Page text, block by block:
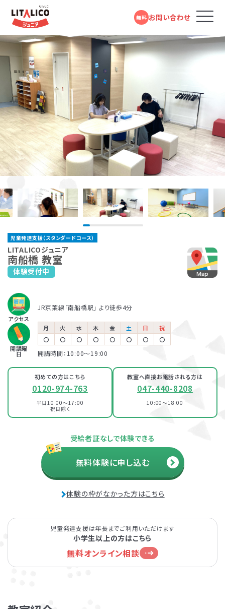
無料 お問い合わせ
コースのご案内
LITALICOジュニアとは
教室を探す
成長事例
入会までの流れ
児童発達支援
放課後等デイサービス
資料・体験授業のお問い合わせ
発達障害とは
個人情報保護方針 サイトマップ
児童発達支援（スタンダードコース）
LITALICOジュニア
南船橋 教室
体験受付中
アクセス
JR京葉線「南船橋駅」 より徒歩4分
開講曜
日
月 火 水 木 金 土 日
祝
〇
〇 〇 〇 〇 〇 〇 〇
開講時間：10:00〜19:00
初めての方はこちら
0120-974-763
平日10:00～17:00
祝日除く
教室へ直接お電話される方は
047-440-8208
10:00～18:00
受給者証なしで体験できる
無料体験に申し込む
体験の枠がなかった方はこちら
児童発達支援は年長までご利用いただけます
小学生以上の方はこちら
無料オンライン相談
保育所等訪問支援とは、児童福祉法に基づくサービスで、児童
発達支援や放課後等デイサービスと同じ「障害児通所支援」の
一つです。保育所（保育園）や幼稚園、小学校など、お子さまが
サポートします。
LITALICOジュニアでは、保護者さま向けのサービス「ペアレ
ントトレーニング」というプログラムを提供しています。ペアレ
ントトレーニングとは子育てのイライラを軽減し、自分もお子さ
ログラムです。
各教室のコースについて
パーソナルコース
発達障害や学習障害があるお子さまや発達が気に
なるお子さまを支援する学習塾・幼児教室です。受給
者証の有無に関係なく、すぐにご利用いただけます。
対象年齢：0歳～高校3年
スタンダードコース
児童福祉法に基づき運営している福祉サービスで
ス（小学1年～高校3年）に分かれており、受給者証を
お持ちの方がご利用いただけます。
スタンダードコース 無料体験受付中
LITALICOジュニア
幕張本郷教室
JR総武線「幕張本郷駅」より徒歩3分
LITALICOジュニア
行徳教室
LITALICOジュニア
JR「本八幡駅」より徒歩3分
都営地下鉄「本八幡駅」より徒歩4分
京成線「京成八幡駅」より徒歩8分
LITALICOジュニア
八千代台教室
京成本線「八千代台駅」より徒歩2分
パーソナルコース
100％自己負担で完全マンツーマンの
発達支援が受けられる教室
LITALICOジュニア
船橋教室
JR総武線・東武野田線「船橋駅」北口より徒歩3分
京成本線「京成船橋駅」東口より徒歩6分
東葉高速線「東海神駅」より徒歩8分
フォームで
問い合わせる
電話で問い合わせる
0120-974-763
平日10:00～17:00／祝日除く
LITALICOジュニア
幕張本郷教室
JR総武線「幕張本郷駅」より徒歩3分
LITALICOジュニア
東京メトロ東西線「行徳駅」より徒歩6分
LITALICOジュニア
本八幡教室
JR「本八幡駅」より徒歩3分
八千代台教室